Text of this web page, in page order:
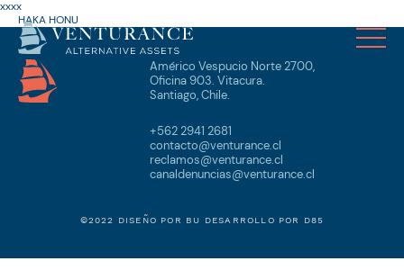
xxxx
HAKA HONU
Américo Vespucio Norte 2700,
Oficina 903. Vitacura.
Santiago, Chile.
+562 2941 2681
contacto@venturance.cl
reclamos@venturance.cl
canaldenuncias@venturance.cl
©2022 DISEÑO POR BU DESARROLLO POR D85